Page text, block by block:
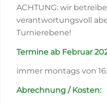
ACHTUNG: wir
verantwortungsvoll
Turnierebene!
Termine ab Februar
immer montags von
Abrechnung / Kosten: